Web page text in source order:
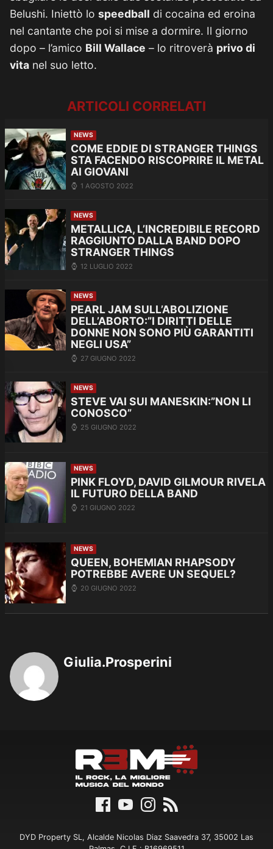
Belushi. Iniettò lo speedball di cocaina ed eroina
nel cantante che poi si mise a dormire. Il giorno
dopo – l’amico Bill Wallace – lo ritroverà privo di
vita nel suo letto.
ARTICOLI CORRELATI
NEWS
COME EDDIE DI STRANGER THINGS
STA FACENDO RISCOPRIRE IL METAL
AI GIOVANI
1 AGOSTO 2022
NEWS
METALLICA, L’INCREDIBILE RECORD
RAGGIUNTO DALLA BAND DOPO
STRANGER THINGS
12 LUGLIO 2022
NEWS
PEARL JAM SULL’ABOLIZIONE
DELL’ABORTO:”I DIRITTI DELLE
DONNE NON SONO PIÙ GARANTITI
NEGLI USA”
27 GIUGNO 2022
NEWS
STEVE VAI SUI MANESKIN:”NON LI
CONOSCO”
25 GIUGNO 2022
NEWS
PINK FLOYD, DAVID GILMOUR RIVELA
IL FUTURO DELLA BAND
21 GIUGNO 2022
NEWS
QUEEN, BOHEMIAN RHAPSODY
POTREBBE AVERE UN SEQUEL?
20 GIUGNO 2022
Giulia.Prosperini
DYD Property SL, Alcalde Nicolas Diaz Saavedra 37, 35002 Las